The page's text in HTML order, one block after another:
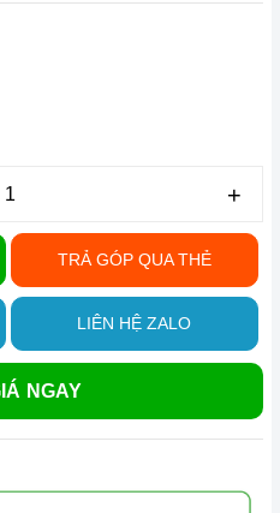
+
TRẢ GÓP QUA THẺ
LIÊN HỆ ZALO
NGAY